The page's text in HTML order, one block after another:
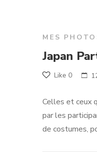
MES
Japan
Like 0
Celles et ceux
par les
de costumes,